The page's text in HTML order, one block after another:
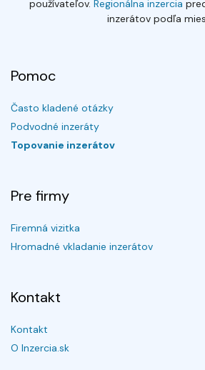
používateľov. Regionálna inzercia
inzerátov podľa
Pomoc
Často kladené otázky
Podvodné inzeráty
Topovanie inzerátov
Pre firmy
Firemná vizitka
Hromadné vkladanie inzerátov
Kontakt
Kontakt
O Inzercia.sk